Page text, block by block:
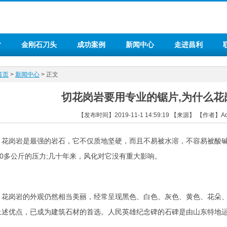
金刚石刀头 成功案例 新闻中心 走进昌利
页 > 新闻中心 > 正文
切花岗岩要用专业的锯片,为什么
【发布时间】2019-11-1 14:59:19 【来源】 【作者】
岩是最强的岩石，它不仅质地坚硬，而且不易被水溶，不容易被酸
多公斤的压力;几十年来，风化对它没有重大影响。
岩的外观仍然相当美丽，经常呈现黑色、白色、灰色、黄色、花朵
述优点，已成为建筑石材的首选。人民英雄纪念碑的石碑是由山东特地